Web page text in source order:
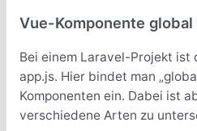
Vue-Komponente
Bei einem Laravel-Projekt ist
app.js. Hier bindet man
Komponenten ein. Dabei ist
verschiedene Arten zu